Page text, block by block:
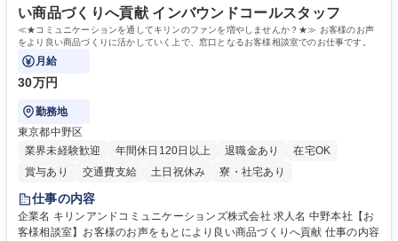
い商品づくりへ貢献 インバウンドコールスタッフ
≪★コミュニケーションを通してキリンのファンを増やしませんか？★≫ お客様のお声
をより良い商品づくりに活かしていく上で、窓口となるお客様相談室でのお仕事です。
月給
30万円
勤務地
東京都中野区
業界未経験歓迎
年間休日120日以上 退職金あり
在宅OK
賞与あり
交通費支給 土日祝休み 寮・社宅あり
仕事の内容
企業名 キリンアンドコミュニケーションズ株式会社 求人名 中野本社【お
客様相談室】お客様のお声をもとにより良い商品づくりへ貢献 仕事の内容